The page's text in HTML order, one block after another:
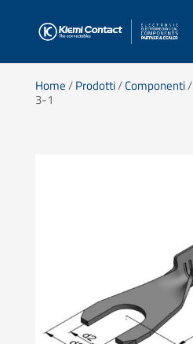
Home/Prodotti/Componenti/
3-1